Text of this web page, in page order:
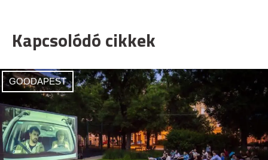
Kapcsolódó cikkek
GOODAPEST